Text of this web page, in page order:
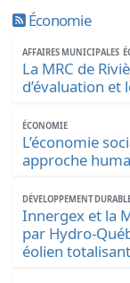
Économie
AFFAIRES MUNICIPALES
La MRC de
d’évaluation
ÉCONOMIE
L’économie
approche
DÉVELOPPEMENT
Innergex et la
par Hydro-
éolien